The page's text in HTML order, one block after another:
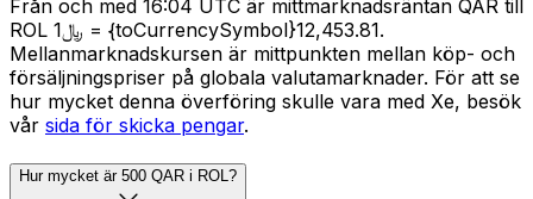
Från och med 16:04 UTC är mittmarknadsräntan QAR till
ROL ﷼1 = {toCurrencySymbol}12,453.81.
Mellanmarknadskursen är mittpunkten mellan köp- och
försäljningspriser på globala valutamarknader. För att se
hur mycket denna överföring skulle vara med Xe, besök
vår sida för skicka pengar.
Hur mycket är 500 QAR i ROL?